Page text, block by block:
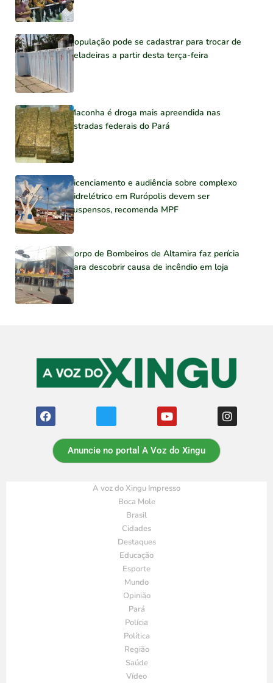
População pode se cadastrar para trocar de
geladeiras a partir desta terça-feira
Maconha é droga mais apreendida nas
estradas federais do Pará
Licenciamento e audiência sobre complexo
hidrelétrico em Rurópolis devem ser
suspensos, recomenda MPF
Corpo de Bombeiros de Altamira faz perícia
para descobrir causa de incêndio em loja
Anuncie no portal A Voz do Xingu
A voz do Xingu Impresso
Boca Mole
Brasil
Cidades
Destaques
Educação
Esporte
Mundo
Opinião
Pará
Polícia
Política
Região
Saúde
Vídeo